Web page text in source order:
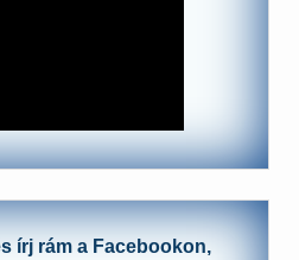
írj rám a Facebookon,